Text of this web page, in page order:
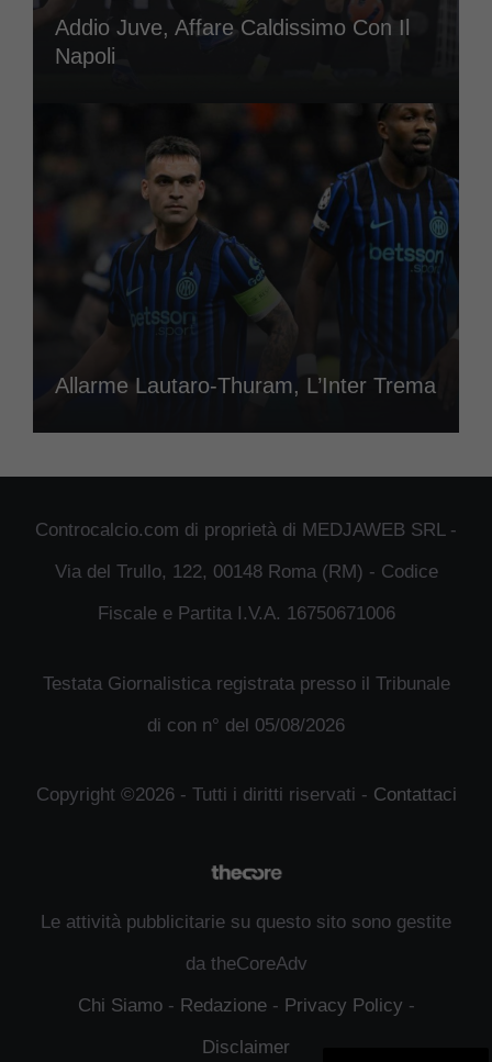
Addio Juve, Affare Caldissimo Con Il
Napoli
Allarme Lautaro-Thuram, L’Inter Trema
Controcalcio.com di proprietà di MEDJAWEB SRL -
Via del Trullo, 122, 00148 Roma (RM) - Codice
Fiscale e Partita I.V.A. 16750671006
Testata Giornalistica registrata presso il Tribunale
di con n° del 05/08/2026
Copyright ©2026 - Tutti i diritti riservati - Contattaci
Le attività pubblicitarie su questo sito sono gestite
da theCoreAdv
Chi Siamo- Redazione- Privacy Policy -
Disclaimer